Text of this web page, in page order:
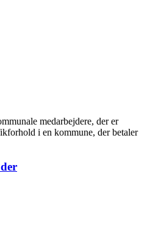
medarbejdere, der er
i en kommune, der betaler